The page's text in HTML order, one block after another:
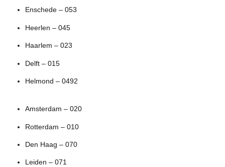
Enschede – 053
Heerlen – 045
Haarlem – 023
Delft – 015
Helmond – 0492
Amsterdam – 020
Rotterdam – 010
Den Haag – 070
Leiden – 071